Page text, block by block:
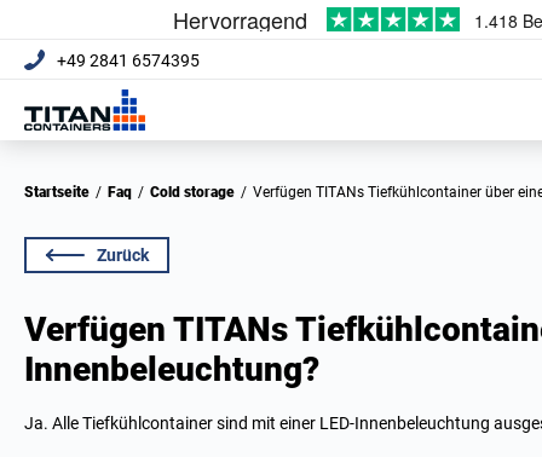
+49 2841 6574395
Startseite / Faq / Cold storage / Verfügen TITANs Tiefkühlcontainer über
Zurück
Verfügen TITANs
Innenbeleuchtung?
Ja. Alle Tiefkühlcontainer sind mit einer LED-Innenbeleuchtung